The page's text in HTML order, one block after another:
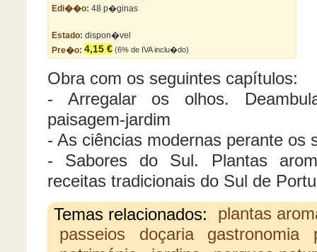
Edi��o: 48 p�ginas
Estado: dispon�vel
Pre�o: 4,15 € (6% de IVA inclu�do)
Obra com os seguintes capítulos:
- Arregalar os olhos.
paisagem-jardim
- As ciências modernas perante os
- Sabores do Sul. Plantas
receitas tradicionais do Sul de
Temas relacionados:
plantas
passeios
doçaria gastronomia